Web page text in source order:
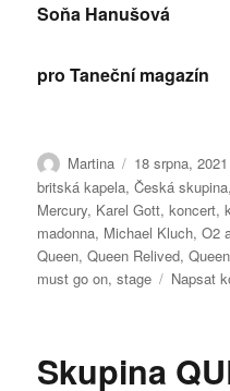
Soňa Hanušová
pro Taneční magazín
Autor:
Martina Publikováno:
18 srpna, 2021
britská kapela,Česká skupina
Mercury, Karel Gott,koncert,
madonna, Michael Kluch,O2
Queen,Queen Relived,
must go on,stage Napsat
Skupina